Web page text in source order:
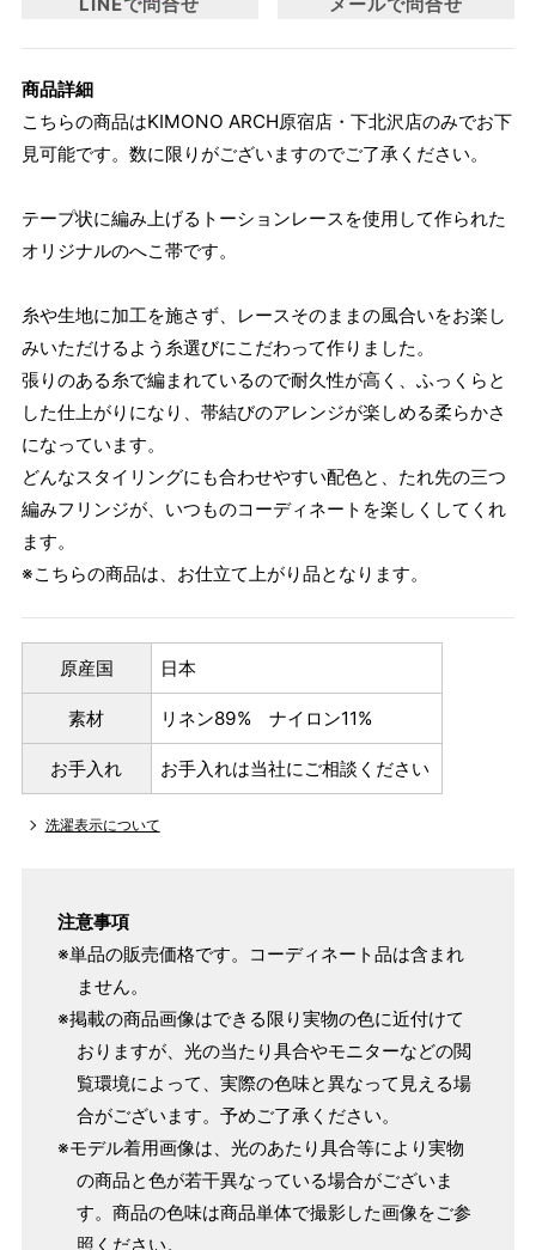
商品詳細
こちらの商品はKIMONO ARCH原宿店・下北沢店のみでお下
見可能です。数に限りがございますのでご了承ください。
テープ状に編み上げるトーションレースを使用して作られた
オリジナルのへこ帯です。
糸や生地に加工を施さず、レースそのままの風合いをお楽し
みいただけるよう糸選びにこだわって作りました。
張りのある糸で編まれているので耐久性が高く、ふっくらと
した仕上がりになり、帯結びのアレンジが楽しめる柔らかさ
になっています。
どんなスタイリングにも合わせやすい配色と、たれ先の三つ
編みフリンジが、いつものコーディネートを楽しくしてくれ
ます。
※こちらの商品は、お仕立て上がり品となります。
原産国 日本
素材 リネン89% ナイロン11%
お手入れ お手入れは当社にご相談ください
洗濯表示について
注意事項
※単品の販売価格です。コーディネート品は含まれ
ません。
※掲載の商品画像はできる限り実物の色に近付けて
おりますが、光の当たり具合やモニターなどの閲
覧環境によって、実際の色味と異なって見える場
合がございます。予めご了承ください。
※モデル着用画像は、光のあたり具合等により実物
の商品と色が若干異なっている場合がございま
す。商品の色味は商品単体で撮影した画像をご参
照ください。